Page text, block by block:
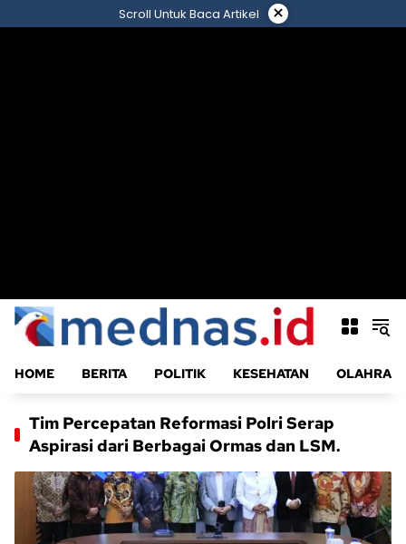
ke
Scroll Untuk Baca Artikel ×
HOME BERITA POLITIK KESEHATAN
Tim Percepatan Reformasi Polri Serap
Aspirasi dari Berbagai Ormas dan LSM.